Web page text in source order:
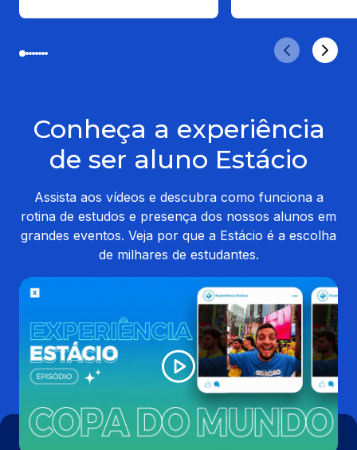
Conheça a experiência
de ser aluno Estácio
Assista aos vídeos e descubra como funciona a
rotina de estudos e presença dos nossos alunos em
grandes eventos. Veja por que a Estácio é a escolha
de milhares de estudantes.